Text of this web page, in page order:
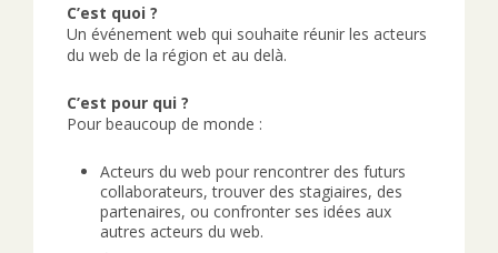
C’est quoi ?
Un événement web qui souhaite réunir les acteurs
du web de la région et au delà.
C’est pour qui ?
Pour beaucoup de monde :
Acteurs du web pour rencontrer des futurs
collaborateurs, trouver des stagiaires, des
partenaires, ou confronter ses idées aux
autres acteurs du web.